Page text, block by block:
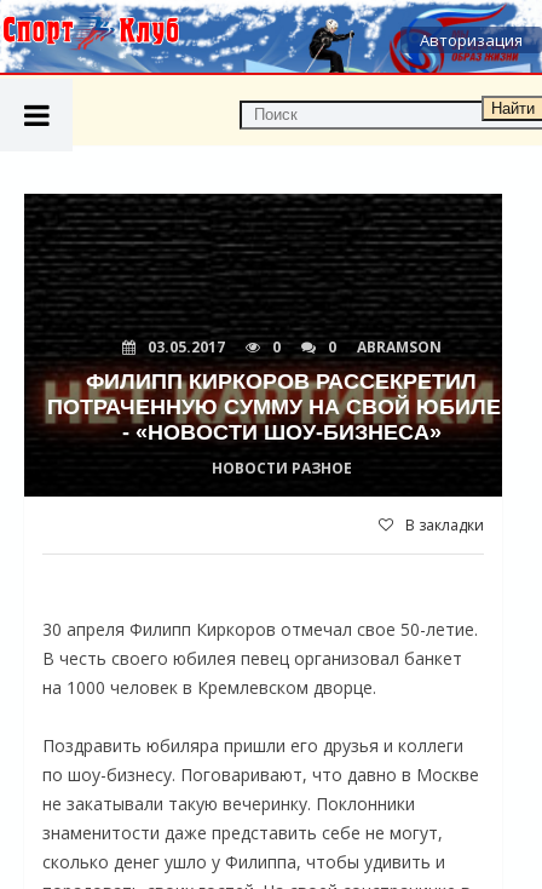
Авторизация
Найти
03.05.2017 0 0 ABRAMSON
ФИЛИПП КИРКОРОВ РАССЕКРЕТИЛ
ПОТРАЧЕННУЮ СУММУ НА СВОЙ ЮБИЛЕЙ
- «НОВОСТИ ШОУ-БИЗНЕСА»
НОВОСТИ РАЗНОЕ
В закладки
30 апреля Филипп Киркоров отмечал свое 50-летие.
В честь своего юбилея певец организовал банкет
на 1000 человек в Кремлевском дворце.
Поздравить юбиляра пришли его друзья и коллеги
по шоу-бизнесу. Поговаривают, что давно в Москве
не закатывали такую вечеринку. Поклонники
знаменитости даже представить себе не могут,
сколько денег ушло у Филиппа, чтобы удивить и